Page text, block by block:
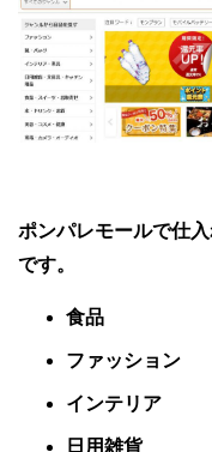
ポンパレモールで仕
です。
食品
ファッション
インテリア
日用雑貨